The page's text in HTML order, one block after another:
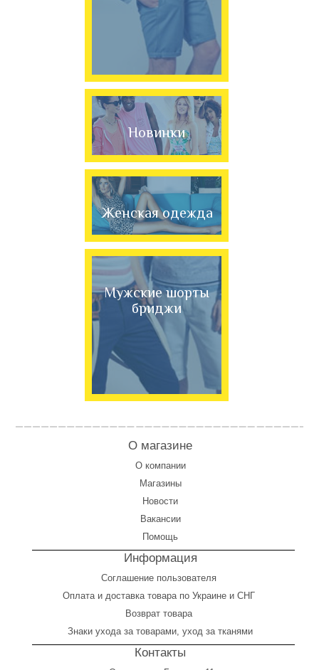
Новинки
Женская одежда
Мужские шорты
бриджи
О магазине
О компании
Магазины
Новости
Вакансии
Помощь
Информация
Соглашение пользователя
Оплата и доставка товара по Украине и СНГ
Возврат товара
Знаки ухода за товарами, уход за тканями
Контакты